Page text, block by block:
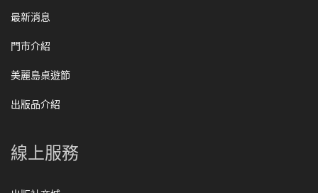
最新消息
門市介紹
美麗島桌遊節
出版品介紹
線上服務